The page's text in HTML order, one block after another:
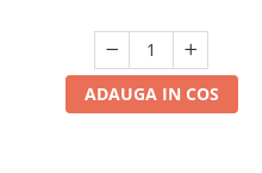
Prese de rulmenti hidraulice
Prese de indoit tevi hidraulice
Echipamente electrice
ADAUGA IN COS